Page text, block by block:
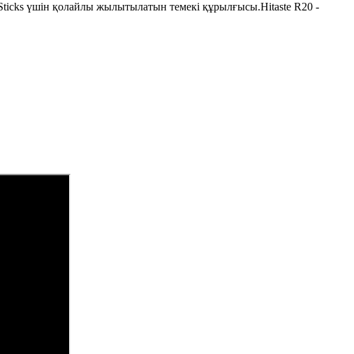
үшін қолайлы жылытылатын темекі құрылғысы.Hitaste R20 -